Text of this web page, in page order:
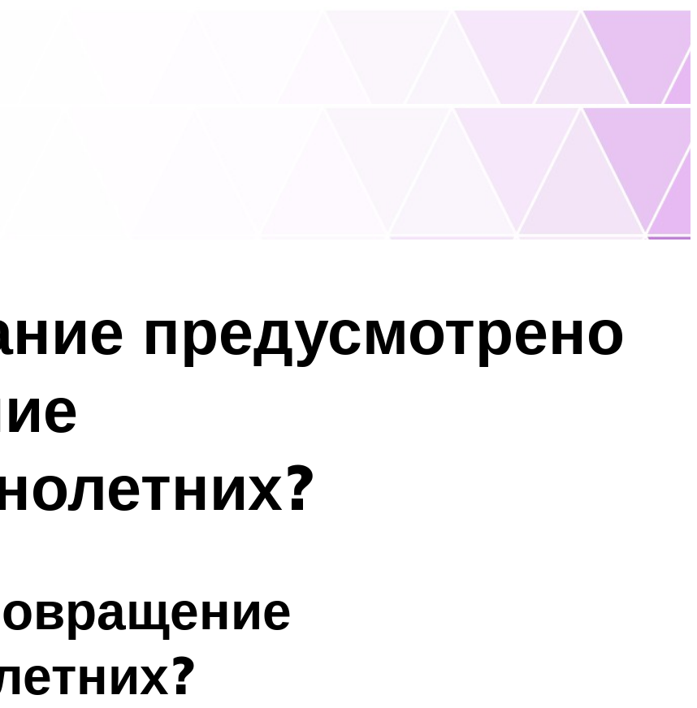
предусмотрено